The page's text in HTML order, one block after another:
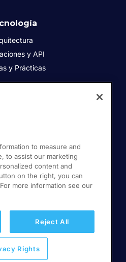
y API
y Prácticas
social
de clientes
de Privacidad
to measure and
to assist our marketing
content and
on the right, you can
more information see our
Reject All
Rights